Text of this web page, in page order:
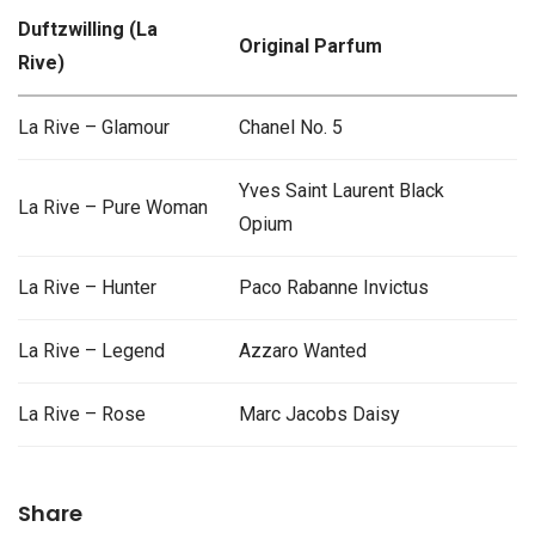
Duftzwilling (La
Rive)
Original Parfum
La Rive – Glamour Chanel No. 5
La Rive – Pure Woman
Yves Saint Laurent Black
Opium
La Rive – Hunter Paco Rabanne Invictus
La Rive – Legend Azzaro Wanted
La Rive – Rose Marc Jacobs Daisy
Share